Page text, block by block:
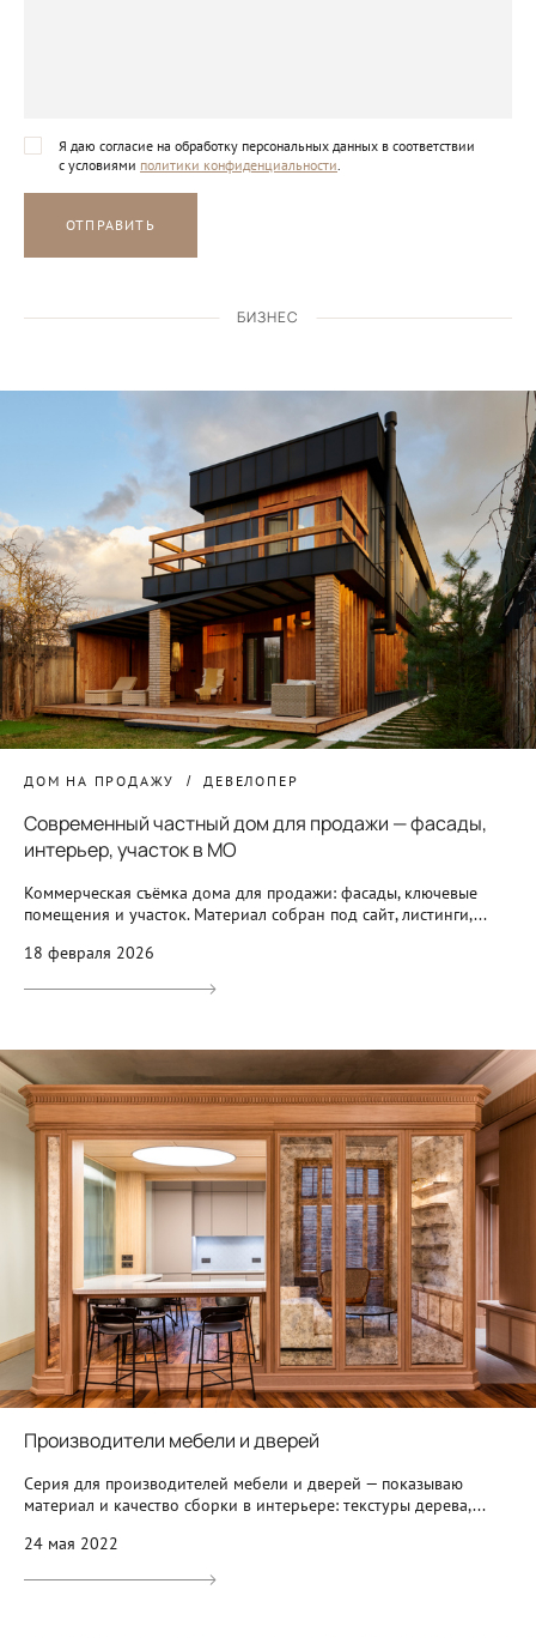
Я даю согласие на обработку персональных данных в соответствии
с условиями политики конфиденциальности
ОТПРАВИТЬ
БИЗНЕС
ДОМ НА ПРОДАЖУ ДЕВЕЛОПЕР
Современный частный дом для продажи — фасады,
интерьер, участок в МО
Коммерческая съёмка дома для продажи: фасады, ключевые
помещения и участок. Материал собран под сайт, листинги,...
18 февраля 2026
Производители мебели и дверей
Серия для производителей мебели и дверей — показываю
материал и качество сборки в интерьере: текстуры дерева,...
24 мая 2022